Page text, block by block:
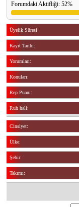
Forumdaki Aktifliği: 52%
Üyelik Süresi
Kayıt Tarihi:
Yorumları:
Konuları:
Rep Puanı:
Ruh hali:
Cinsiyet:
Ülke:
Şehir:
Takımı: